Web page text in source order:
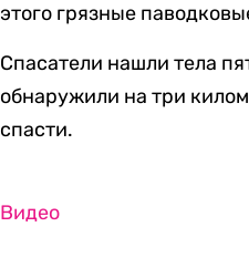
этого грязные
Спасатели нашли тела
обнаружили на три
спасти.
Видео